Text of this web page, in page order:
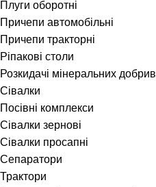
Плуги оборотні
Причепи автомобільні
Причепи тракторні
Ріпакові столи
Розкидачі мінеральних добрив
Сівалки
Посівні комплекси
Сівалки зернові
Сівалки просапні
Сепаратори
Трактори